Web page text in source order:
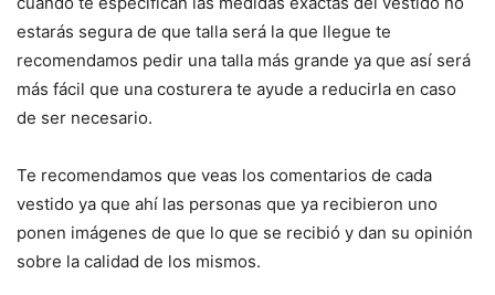
estarás segura de que talla será la que llegue te
recomendamos pedir una talla más grande ya que así será
más fácil que una costurera te ayude a reducirla en caso
de ser necesario.
Te recomendamos que veas los comentarios de cada
vestido ya que ahí las personas que ya recibieron uno
ponen imágenes de que lo que se recibió y dan su opinión
sobre la calidad de los mismos.